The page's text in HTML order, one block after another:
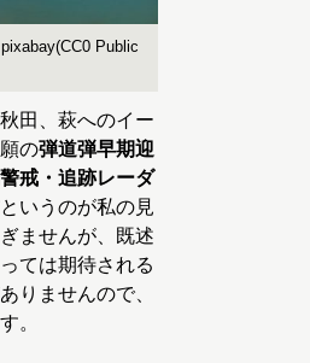
Public
田、萩へのイー
の弾道弾早期迎
戒・追跡レーダ
いうのが私の見
ませんが、既述
ては期待される
りませんので、
。